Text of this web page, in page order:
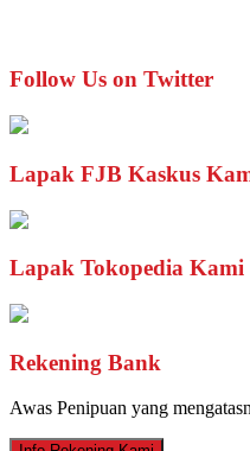
Follow Us on Twitter
Lapak FJB Kaskus
Lapak Tokopedia Kami
Rekening Bank
Awas Penipuan yang